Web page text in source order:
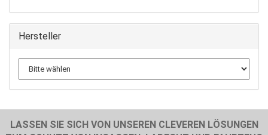
Hersteller
LASSEN SIE SICH VON UNSEREN CLEVEREN LÖSUNGEN